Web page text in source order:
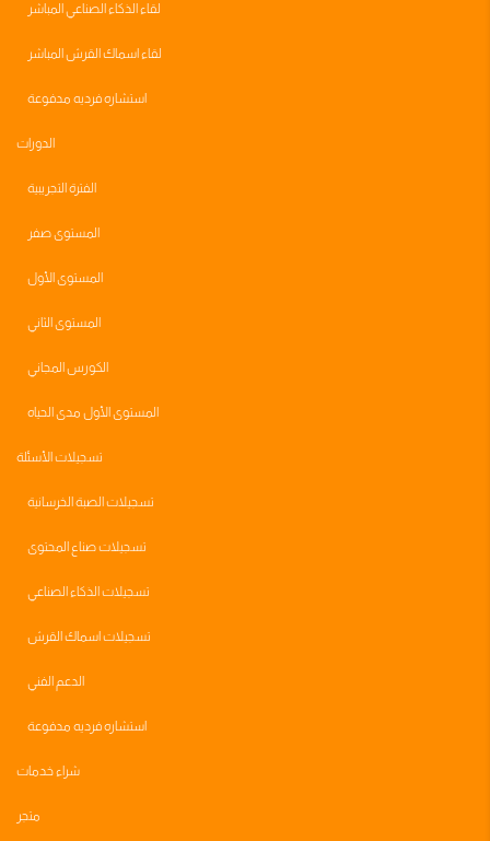
لقاء الذكاء الصناعي المباشر
لقاء اسماك القرش المباشر
استشاره فرديه مدفوعة
الدورات
الفترة التجريبية
المستوى صفر
المستوى الأول
المستوى الثاني
الكورس المجاني
المستوى الأول مدى الحياه
تسجيلات الأسئلة
تسجيلات الصبة الخرسانية
تسجيلات صناع المحتوى
تسجيلات الذكاء الصناعي
تسجيلات اسماك القرش
الدعم الفني
استشاره فرديه مدفوعة
شراء خدمات
متجر